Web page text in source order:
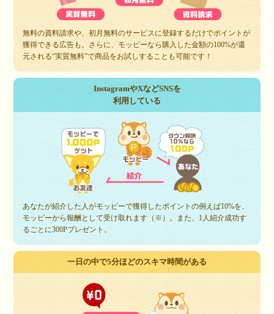
無料の資料請求や、初月無料のサービスに登録するだけでポイントが
獲得できる広告も。さらに、モッピーなら購入した金額の100%が還
元される“実質無料”で商品をお試しすることも可能です！
InstagramやXなどSNSを
利用している
あなたが紹介した人がモッピーで獲得したポイントの例えば10%を、
モッピーから報酬として受け取れます（※）。また、1人紹介成功す
るごとに300Pプレゼント。
一日の中で5分ほどのスキマ時間がある